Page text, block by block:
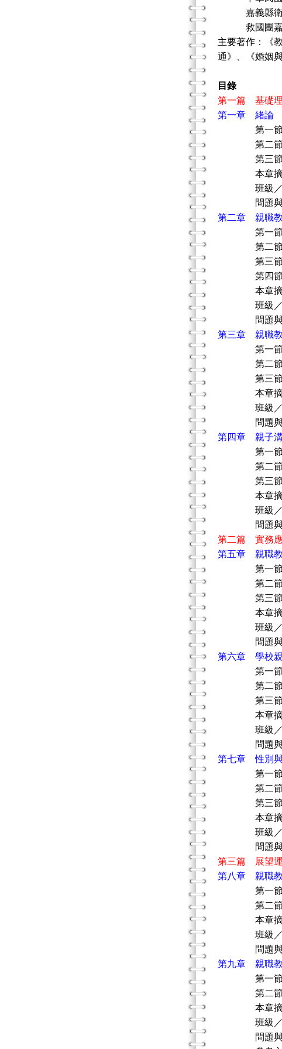
嘉義縣衛生
救國團嘉義
主要著作：《
通》、《婚姻
目錄
第一篇 基礎
第一章 緒論
第一節 親
第二節 家
第三節 家
本章摘
班級／小
問題與
第二章 親職教
第一節
第二節
第三節
第四節
本章摘
班級／小
問題與
第三章 親職
第一節 父
第二節 孩
第三節 父
本章摘
班級／小
問題與
第四章 親子
第一節 親
第二節 親
第三節 正
本章摘
班級／小
問題與
第二篇 實務
第五章 親職
第一節 語
第二節 家
第三節 親
本章摘
班級／小
問題與
第六章 學校親
第一節 親
第二節 親
第三節 以
本章摘
班級／小
問題與
第七章 性別
第一節 性
第二節 家
第三節 多
本章摘
班級／小
問題與
第三篇 展望
第八章 親職
第一節 現
第二節 未
本章摘
班級／小
問題與
第九章 親職教
第一節 繪
第二節 家
本章摘
班級／小
問題與